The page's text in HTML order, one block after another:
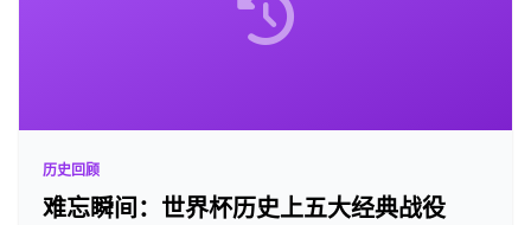
历史回顾
难忘瞬间：世界杯历史上五大经典战役